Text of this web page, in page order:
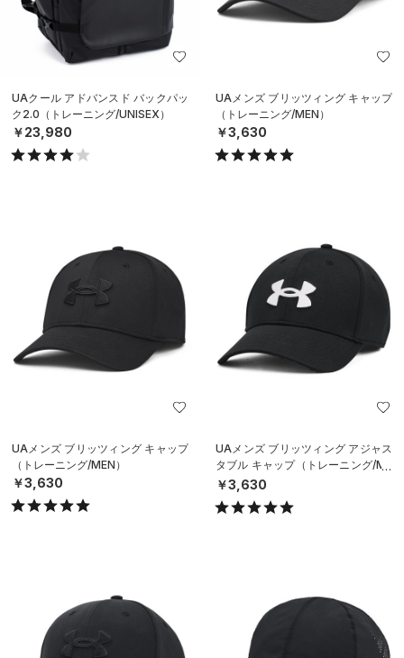
UAクール アドバンスド バックパッ
ク2.0（トレーニング/UNISEX）
￥23,980
UAメンズ ブリッツィング キャップ
（トレーニング/MEN）
￥3,630
UAメンズ ブリッツィング キャップ
（トレーニング/MEN）
￥3,630
UAメンズ ブリッツィング アジャス
タブル キャップ（トレーニング/ME
N）
￥3,630